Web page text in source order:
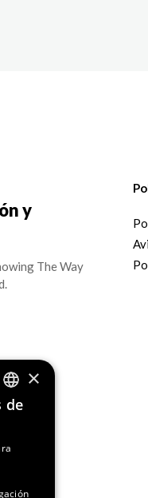
y
The Way
ENGLISH
×
de